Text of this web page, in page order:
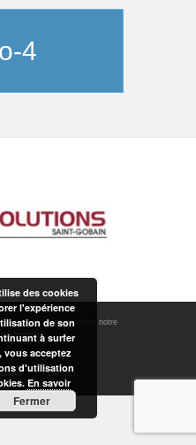
4
ce site, vous acceptez notre
Contact
des cookies
l'expérience
de son
à surfer
vous acceptez
d'utilisation
En savoir
Fermer